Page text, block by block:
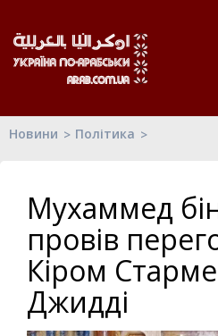
Новини Політика
Мухаммед
провів
Кіром
Джидді